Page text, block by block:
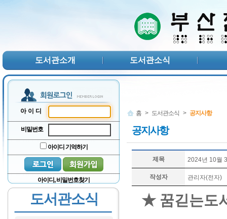
도서관소개 도서관소식
아이디
비밀번호
아이디 기억하기
아이디, 비밀번호찾기
도서관소식
홈 > 도서관소식 > 공지사항
공지사항
제목 2024년 10월
작성자 관리자(전자)
★ 꿈긷는도